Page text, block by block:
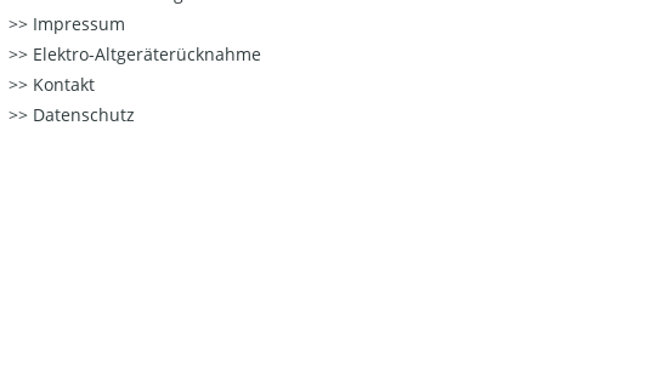
Impressum
Elektro-Altgeräterücknahme
Kontakt
Datenschutz